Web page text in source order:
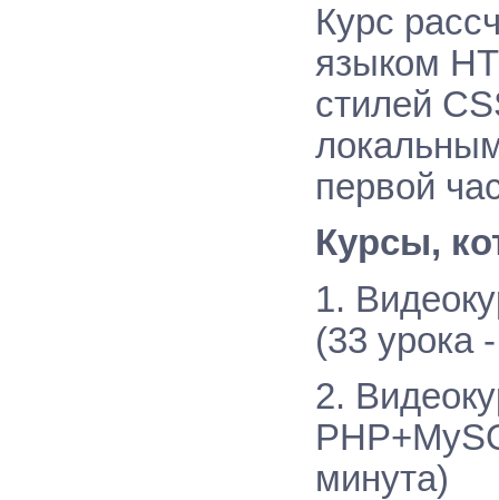
Курс
языком
стилей
первой
Курсы,
1.
(33 урока
2.
минута)